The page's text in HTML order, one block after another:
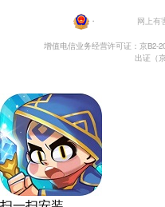
・ 网上有
增值电信业务经营许可证：京B2-
出证（